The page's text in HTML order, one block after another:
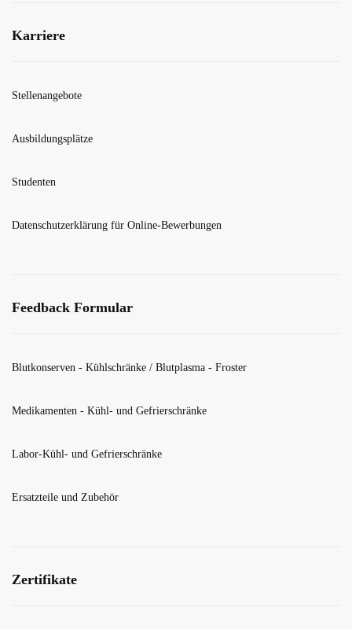
Karriere
Stellenangebote
Ausbildungsplätze
Studenten
Datenschutzerklärung für Online-Bewerbungen
Feedback Formular
Blutkonserven - Kühlschränke / Blutplasma - Froster
Medikamenten - Kühl- und Gefrierschränke
Labor-Kühl- und Gefrierschränke
Ersatzteile und Zubehör
Zertifikate